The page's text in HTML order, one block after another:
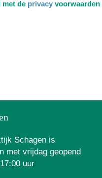
met de privacy voorwaarden
Schagen is
met vrijdag geopend
uur